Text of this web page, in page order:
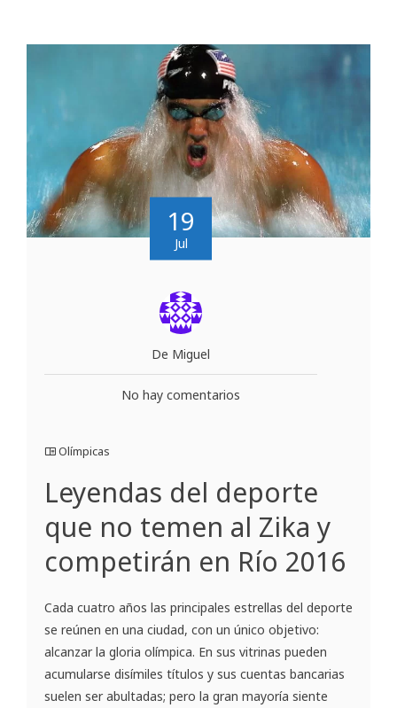
19
Jul
De Miguel
No hay comentarios
Olímpicas
Leyendas del deporte
que no temen al Zika y
competirán en Río 2016
Cada cuatro años las principales estrellas del deporte
se reúnen en una ciudad, con un único objetivo:
alcanzar la gloria olímpica. En sus vitrinas pueden
acumularse disímiles títulos y sus cuentas bancarias
suelen ser abultadas; pero la gran mayoría siente